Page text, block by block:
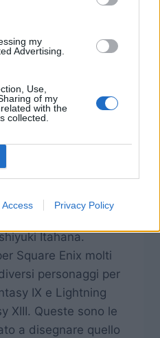
my
Advertising.
Use,
of my
with the
collected.
Access Privacy Policy
Fantasy:
personaggi
un video diario
Itahana.
Square Enix molti
personaggi per
IX e Lightning
XIII. Queste sono le
a disegnare quello